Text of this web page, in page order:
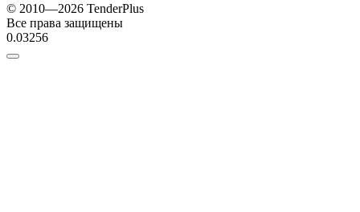
© 2010—2026 TenderPlus
Все права защищены
0.03256